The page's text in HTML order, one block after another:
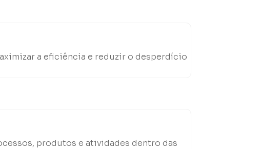
a eficiência e reduzir o desperdício
produtos e atividades dentro das